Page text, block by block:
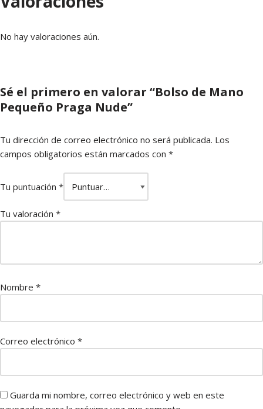
No hay valoraciones aún.
Sé el primero en valorar “Bolso de Mano
Pequeño Praga Nude”
Tu dirección de correo electrónico no será publicada. Los
campos obligatorios están marcados con *
Tu puntuación *
Tu valoración *
Nombre *
Correo electrónico *
Guarda mi nombre, correo electrónico y web en este